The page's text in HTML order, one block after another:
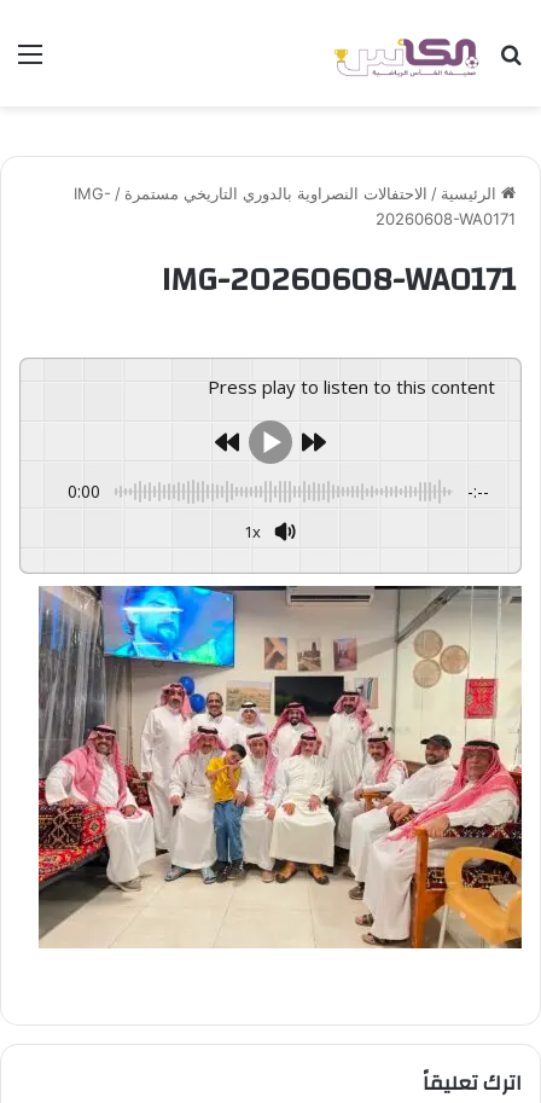
بحث عن
الرئيسية / الاحتفالات النصراوية بالدوري التاريخي مستمرة /
IMG-
20260608-WA0171
IMG-20260608-WA0171
Press play to listen to this content
0:00 -:--
1x
اترك تعليقاً